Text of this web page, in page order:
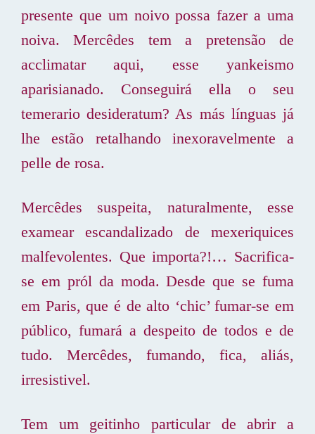
presente que um noivo possa fazer a uma
noiva. Mercêdes tem a pretensão de
acclimatar aqui, esse yankeismo
aparisianado. Conseguirá ella o seu
temerario desideratum? As más línguas já
lhe estão retalhando inexoravelmente a
pelle de rosa.
Mercêdes suspeita, naturalmente, esse
examear escandalizado de mexeriquices
malfevolentes. Que importa?!… Sacrifica-
se em pról da moda. Desde que se fuma
em Paris, que é de alto ‘chic’ fumar-se em
público, fumará a despeito de todos e de
tudo. Mercêdes, fumando, fica, aliás,
irresistivel.
Tem um geitinho particular de abrir a